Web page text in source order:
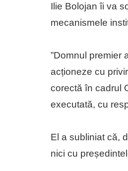
Ilie Bolojan îi va
mecanismele
”Domnul premier
acționeze cu
corectă în cadrul
executată, cu
El a subliniat că,
nici cu